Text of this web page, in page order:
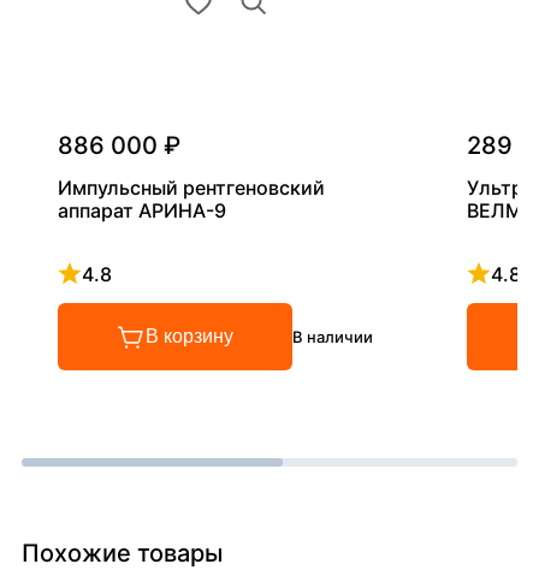
886 000 ₽
Импульсный рентгеновский
аппарат АРИНА-9
4.8
Рейтинг 4.8 из 5
В корзину В наличии
289
4.8
Похожие товары